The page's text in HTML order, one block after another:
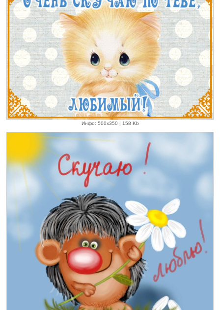
Инфо: 500х350 | 158 Kb